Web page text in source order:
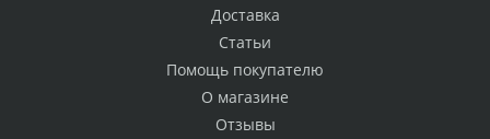
Доставка
Статьи
Помощь покупателю
О магазине
Отзывы